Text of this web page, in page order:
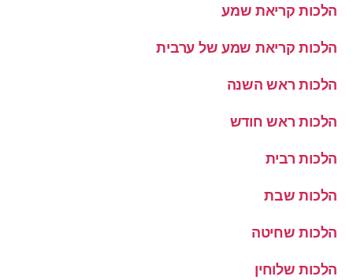
הלכות קריאת שמע
הלכות קריאת שמע של ערבית
הלכות ראש השנה
הלכות ראש חודש
הלכות רבית
הלכות שבת
הלכות שחיטה
הלכות שלוחין